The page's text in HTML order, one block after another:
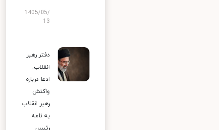
1405/05/
13
دفتر رهبر
انقلاب:
ادعا درباره
واکنش
رهبر انقلاب
به نامه
رئیس